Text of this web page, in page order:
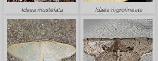
Idaea mustelata Idaea nigrolineata